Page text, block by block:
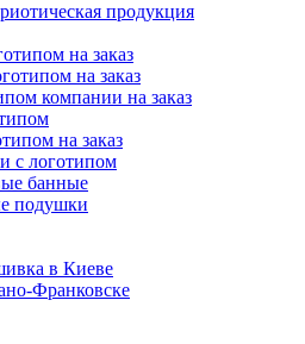
продукция
на заказ
на заказ
компании на заказ
на заказ
с логотипом
банные
подушки
в Киеве
Франковске